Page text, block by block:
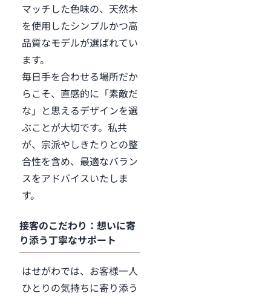
マッチした色味の、天然木
を使用したシンプルかつ高
品質なモデルが選ばれてい
ます。
毎日手を合わせる場所だか
らこそ、直感的に「素敵だ
な」と思えるデザインを選
ぶことが大切です。私共
が、宗派やしきたりとの整
合性を含め、最適なバラン
スをアドバイスいたしま
す。
接客のこだわり：想いに寄
り添う丁寧なサポート
はせがわでは、お客様一人
ひとりの気持ちに寄り添う